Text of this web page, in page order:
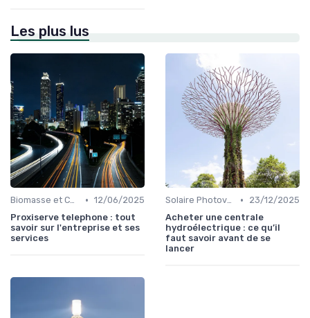
Les plus lus
Biomasse et Chauffage Écologique • 12/06/2025
Proxiserve telephone : tout
savoir sur l'entreprise et ses
services
Solaire Photovoltaïque et Thermique •
23/12/2025
Acheter une centrale
hydroélectrique : ce qu’il
faut savoir avant de se
lancer